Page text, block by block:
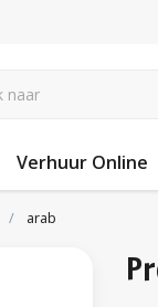
Verhuur Online
arab